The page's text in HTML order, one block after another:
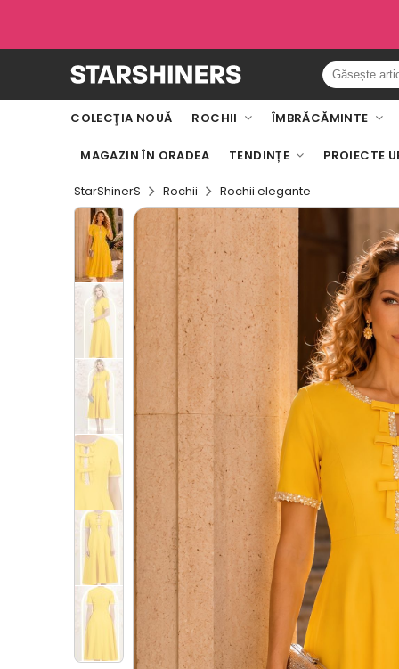
COLECŢIA NOUĂ ROCHII ÎMBRĂCĂMINTE
MAGAZIN ÎN ORADEA TENDINȚE PROIECTE
StarShinerS Rochii Rochii elegante